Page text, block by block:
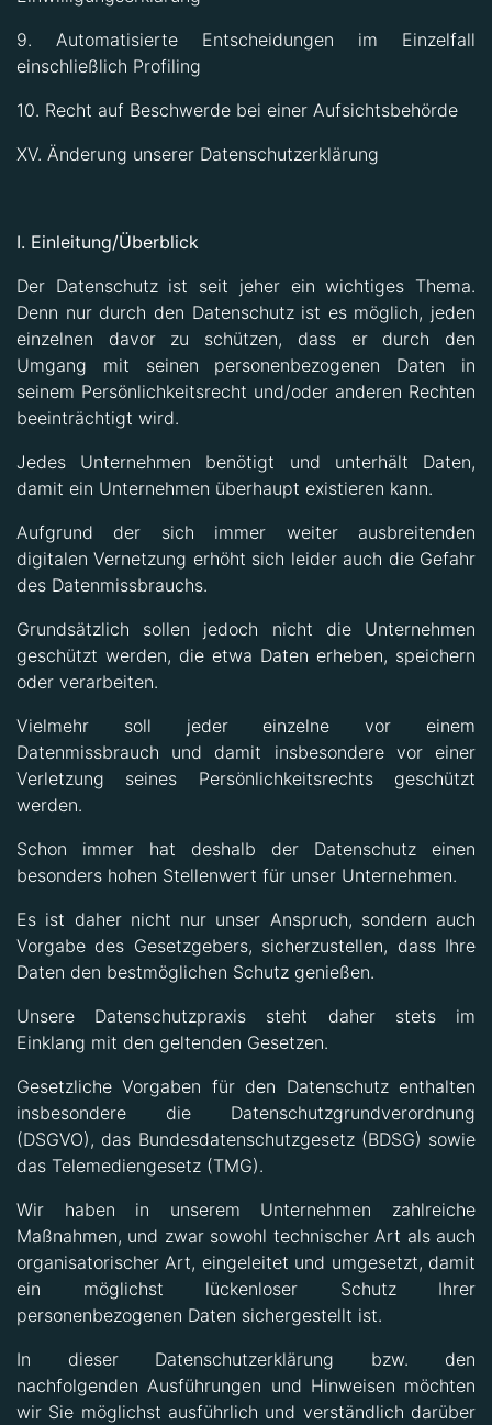
9. Automatisierte Entscheidungen im Einzelfall
einschließlich Profiling
10. Recht auf Beschwerde bei einer Aufsichtsbehörde
XV. Änderung unserer Datenschutzerklärung
I. Einleitung/Überblick
Der Datenschutz ist seit jeher ein wichtiges Thema.
Denn nur durch den Datenschutz ist es möglich, jeden
einzelnen davor zu schützen, dass er durch den
Umgang mit seinen personenbezogenen Daten in
seinem Persönlichkeitsrecht und/oder anderen Rechten
beeinträchtigt wird.
Jedes Unternehmen benötigt und unterhält Daten,
damit ein Unternehmen überhaupt existieren kann.
Aufgrund der sich immer weiter ausbreitenden
digitalen Vernetzung erhöht sich leider auch die Gefahr
des Datenmissbrauchs.
Grundsätzlich sollen jedoch nicht die Unternehmen
geschützt werden, die etwa Daten erheben, speichern
oder verarbeiten.
Vielmehr soll jeder einzelne vor einem
Datenmissbrauch und damit insbesondere vor einer
Verletzung seines Persönlichkeitsrechts geschützt
werden.
Schon immer hat deshalb der Datenschutz einen
besonders hohen Stellenwert für unser Unternehmen.
Es ist daher nicht nur unser Anspruch, sondern auch
Vorgabe des Gesetzgebers, sicherzustellen, dass Ihre
Daten den bestmöglichen Schutz genießen.
Unsere Datenschutzpraxis steht daher stets im
Einklang mit den geltenden Gesetzen.
Gesetzliche Vorgaben für den Datenschutz enthalten
insbesondere die Datenschutzgrundverordnung
(DSGVO), das Bundesdatenschutzgesetz (BDSG) sowie
das Telemediengesetz (TMG).
Wir haben in unserem Unternehmen zahlreiche
Maßnahmen, und zwar sowohl technischer Art als auch
organisatorischer Art, eingeleitet und umgesetzt, damit
ein möglichst lückenloser Schutz Ihrer
personenbezogenen Daten sichergestellt ist.
In dieser Datenschutzerklärung bzw. den
nachfolgenden Ausführungen und Hinweisen möchten
wir Sie möglichst ausführlich und verständlich darüber